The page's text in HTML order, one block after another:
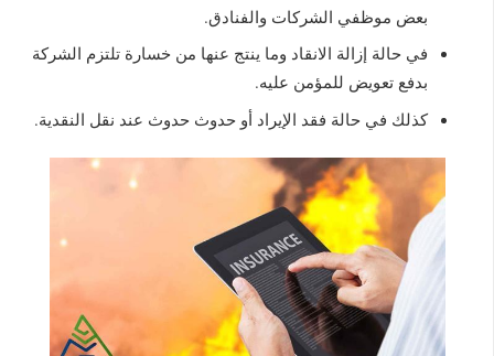
بعض موظفي الشركات والفنادق.
في حالة إزالة الانقاد وما ينتج عنها من خسارة تلتزم الشركة
بدفع تعويض للمؤمن عليه.
كذلك في حالة فقد الإيراد أو حدوث حدوث عند نقل النقدية.